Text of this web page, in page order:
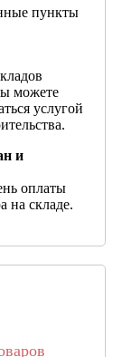
пункты
можете
услугой
и
оплаты
на складе.